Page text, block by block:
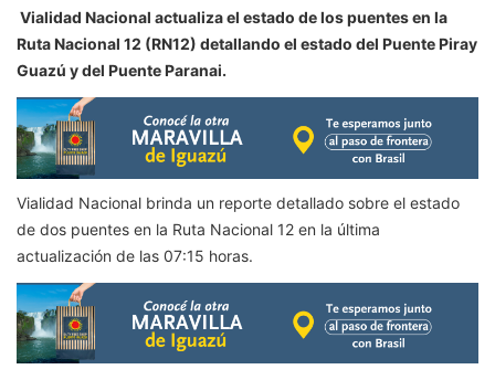
Vialidad Nacional actualiza el estado de los puentes en la
Ruta Nacional 12 (RN12) detallando el estado del Puente Piray
Guazú y del Puente Paranai.
Vialidad Nacional brinda un reporte detallado sobre el estado
de dos puentes en la Ruta Nacional 12 en la última
actualización de las 07:15 horas.